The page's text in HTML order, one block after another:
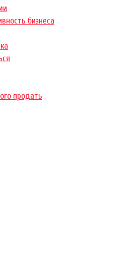
бизнеса
продать